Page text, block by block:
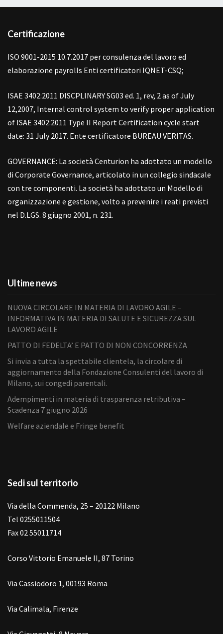
Certificazione
ISO 9001-2015 10.7.2017 per consulenza del lavoro ed
elaborazione payrolls Enti certificatori IQNET-CSQ;
ISAE 3402:2011 DISCPLINARY SG03 ed. 1, rev, 2 as of July
12,2007, Internal control system to verify proper application
of ISAE 3402:2011 Type II Report Certification cycle start
date: 31 July 2017. Ente certificatore BUREAU VERITAS.
GOVERNANCE: La società Centurion ha adottato un modello
di Corporate Governance, articolato in un collegio sindacale
con tre componenti. La società ha adottato un Modello di
organizzazione e gestione, volto a prevenire i reati previsti
nel D.LGS. 8 giugno 2001, n. 231.
Ultime news
NUOVA CIRCOLARE IN MATERIA DI LAVORO AGILE –
INFORMATIVA IN MATERIA DI SALUTE E SICUREZZA SUL
LAVORO AGILE
PATTO DI FEDELTA’ E PATTO DI NON CONCORRENZA
Si invia a tutta la spettabile clientela, la circolare di
aggiornamento della Fondazione Consulenti del lavoro di
Milano, sui congedi parentali.
Adempimenti in materia di trasparenza retributiva –
Scadenza 7 giugno 2026
Welfare aziendale e Fringe benefit
Sedi sul territorio
Via della Commenda, 25 – 20122 Milano
Tel 0255011504
Fax 02 55011714
Corso Vittorio Emanuele II, 87 Torino
Via Cassiodoro 1, 00193 Roma
Via Calimala, Firenze